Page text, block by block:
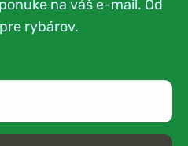
na váš e-mail. Od
rybárov.